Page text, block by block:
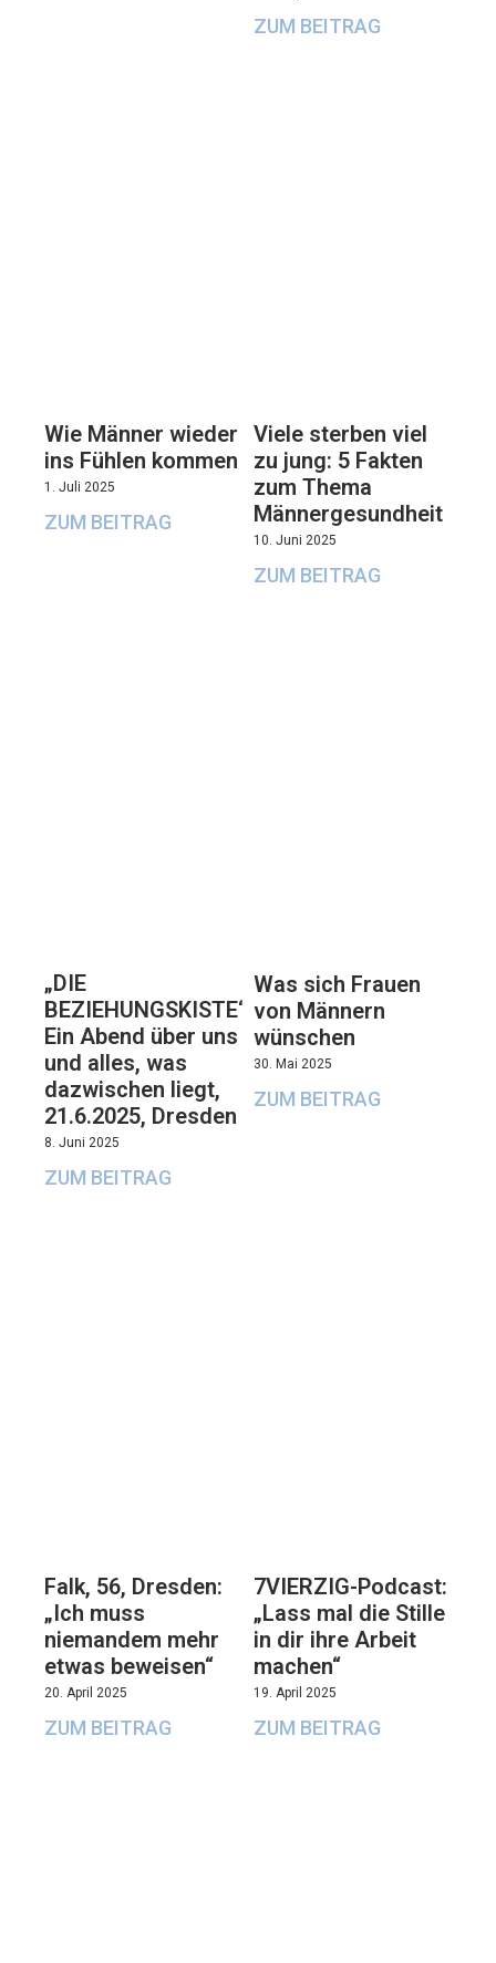
ZUM BEITRAG
Wie Männer wieder
ins Fühlen kommen
1. Juli 2025
ZUM BEITRAG
Viele sterben viel
zu jung: 5 Fakten
zum Thema
Männergesundheit
10. Juni 2025
ZUM BEITRAG
„DIE
BEZIEHUNGSKISTE“:
Ein Abend über uns
und alles, was
dazwischen liegt,
21.6.2025, Dresden
8. Juni 2025
ZUM BEITRAG
Was sich Frauen
von Männern
wünschen
30. Mai 2025
ZUM BEITRAG
Falk, 56, Dresden:
„Ich muss
niemandem mehr
etwas beweisen“
20. April 2025
ZUM BEITRAG
7VIERZIG-Podcast:
„Lass mal die Stille
in dir ihre Arbeit
machen“
19. April 2025
ZUM BEITRAG